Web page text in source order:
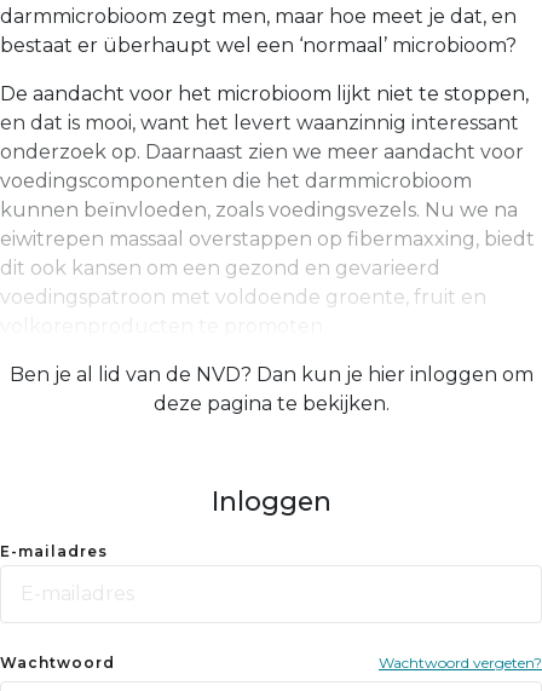
darmmicrobioom zegt men, maar hoe meet je dat, en
bestaat er überhaupt wel een ‘normaal’ microbioom?
De aandacht voor het microbioom lijkt niet te stoppen,
en dat is mooi, want het levert waanzinnig interessant
onderzoek op. Daarnaast zien we meer aandacht voor
voedingscomponen­ten die het darmmicrobioom
kunnen beïnvloeden, zoals voedingsvezels. Nu we na
eiwitrepen massaal overstappen op fibermaxxing, biedt
dit ook kansen om een gezond en gevarieerd
voedingspatroon met voldoende groente, fruit en
Ben je al lid van de NVD? Dan kun je hier inloggen om
deze pagina te bekijken.
Inloggen
E-mailadres
Wachtwoord Wachtwoord vergeten?